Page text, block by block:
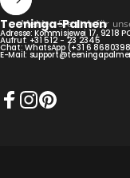
Melden Sie sich für
Teeninga-Palmen
Adresse: Kommisjewei 17, 9218
Aufruf: +31 512 - 23 2345
Chat:WhatsApp (+31 6
E-Mail: